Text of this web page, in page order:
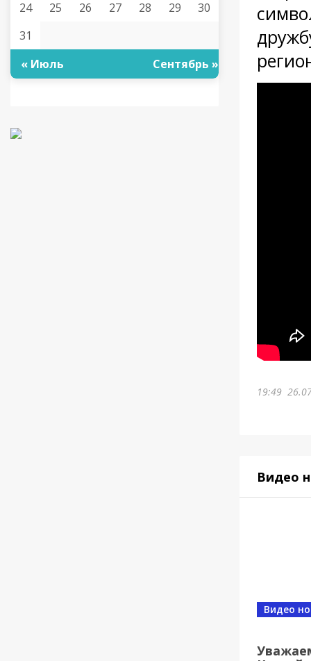
24
25 26 27 28 29
30
31
« Июль
Сентябрь »
19:49
Видео
Видео